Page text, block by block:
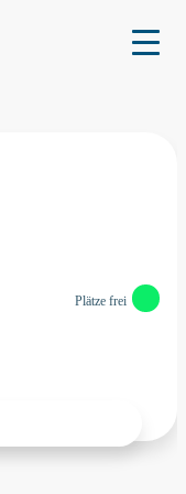
Plätze frei